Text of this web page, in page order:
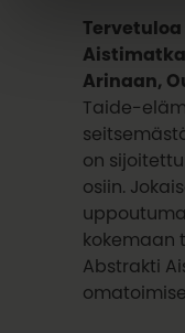
Arinaan,
Taide-
on
osiin.
kokemaan
Abstrakti